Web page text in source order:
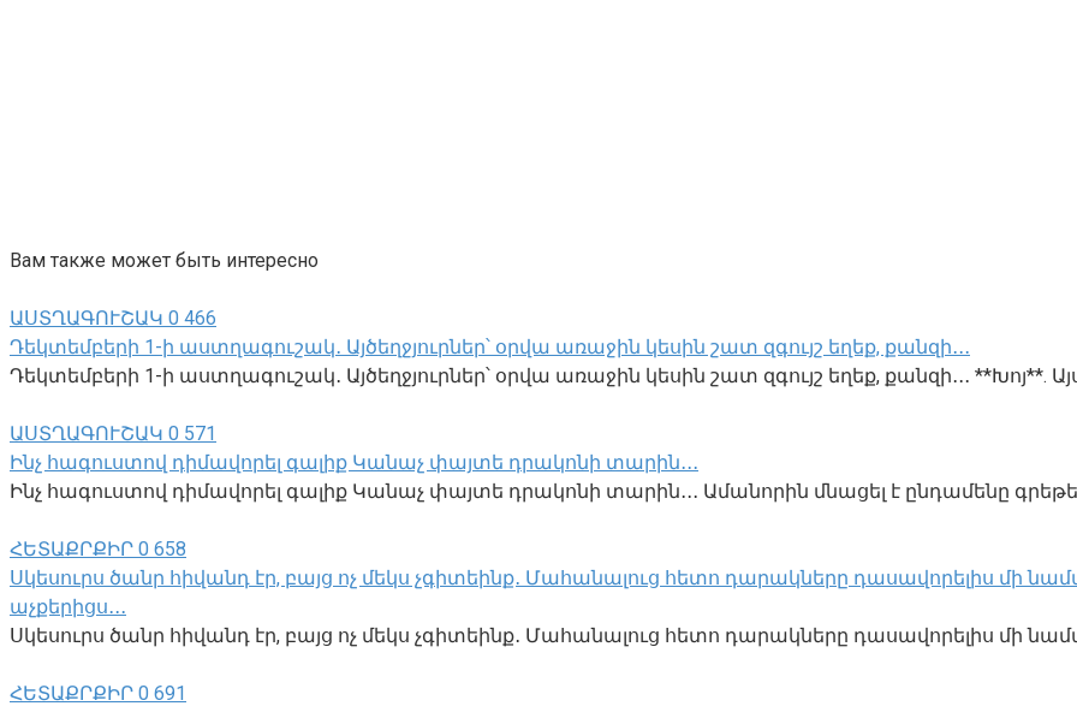
Вам также может быть интересно
ԱՍՏՂԱԳՈՒՇԱԿ 0 466
Դեկտեմբերի 1-ի աստղագուշակ․ Այծեղջյուրներ՝ օրվա առաջին կեսին շատ զգույշ եղեք, քանզի․․․
Դեկտեմբերի 1-ի աստղագուշակ․ Այծեղջյուրներ՝ օրվա առաջին կեսին շատ զգույշ եղեք, քանզի․․․ **Խոյ**.
ԱՍՏՂԱԳՈՒՇԱԿ 0 571
Ինչ հագուստով դիմավորել գալիք Կանաչ փայտե դրակոնի տարին․․․
Ինչ հագուստով դիմավորել գալիք Կանաչ փայտե դրակոնի տարին․․․ Ամանորին մնացել է ընդամենը
ՀԵՏԱՔՐՔԻՐ 0 658
Սկեսուրս ծանր հիվանդ էր, բայց ոչ մեկս չգիտեինք․ Մահանալուց հետո դարակները դասավորելիս մի
աչքերիցս․․․
Սկեսուրս ծանր հիվանդ էր, բայց ոչ մեկս չգիտեինք․ Մահանալուց հետո դարակները դասավորելիս մի
ՀԵՏԱՔՐՔԻՐ 0 691